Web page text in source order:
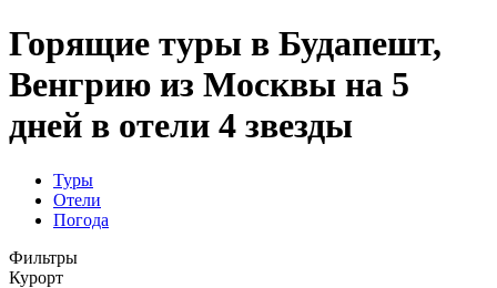
Горящие туры в Будапешт,
Венгрию из Москвы на 5
дней в отели 4 звезды
Туры
Отели
Погода
Фильтры
Курорт